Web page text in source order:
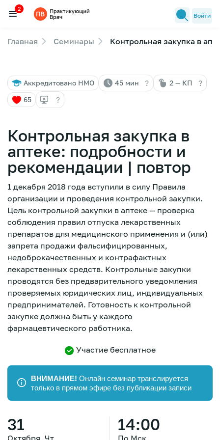
Семинары
Лекторы
FAQ
Зарегистрироваться
2
Войти
Главная Семинары Контрольная закупка в
Аккредитовано НМО 45 мин ? 2 — КП ?
65 ?
31
Октября, Чт
14:00
По Мск
Контрольная закупка в
аптеке: подробности и
рекомендации | повтор
1 декабря 2018 года вступили в силу Правила
организации и проведения контрольной закупки.
Цель контрольной закупки в аптеке — проверка
соблюдения правил отпуска лекарственных
препаратов для медицинского применения и (или)
запрета продажи фальсифицированных,
недоброкачественных и контрафактных
лекарственных средств. Контрольные закупки
проводятся без предварительного уведомления
проверяемых юридических лиц, индивидуальных
предпринимателей. Готовность к контрольной
закупке должна быть у каждого
фармацевтического работника.
Участие бесплатное
ВНИМАНИЕ! Онлайн семинар транслируется
только в прямом эфире без публикации записи